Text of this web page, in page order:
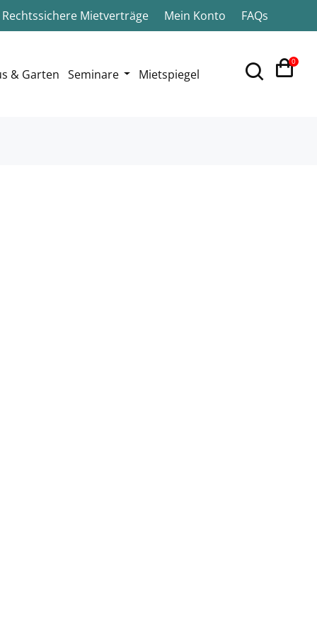
Rechtssichere Mietverträge Mein Konto FAQs
& Garten Seminare Mietspiegel
0